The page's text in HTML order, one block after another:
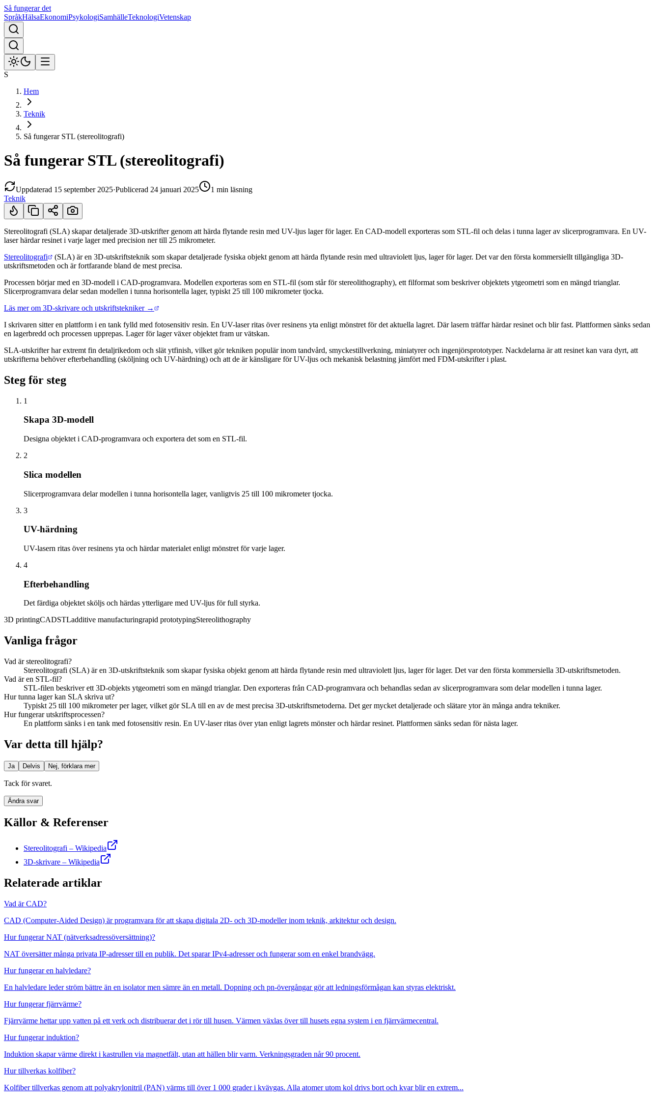
Så fungerar det
SpråkHälsaEkonomiPsykologiSamhälleTeknologiVetenskap
S
Hem
Teknik
Så fungerar STL (stereolitografi)
Så fungerar STL (stereolitografi)
Uppdaterad 15 september 2025·Publicerad 24 januari 2025 1 min läsning
Teknik
Kort svar
Stereolitografi (SLA) skapar detaljerade 3D-utskrifter genom att härda flytande resin med UV-ljus lager för lager. En CAD-modell exporteras som STL-fil och delas i tunna lager av slicerprogramvara. En UV-
laser härdar resinet i varje lager med precision ner till 25 mikrometer.
Stereolitografi
(SLA) är en 3D-utskriftsteknik som skapar detaljerade fysiska objekt genom att härda flytande resin med ultraviolett ljus, lager för lager. Det var den första kommersiellt tillgängliga 3D-
utskriftsmetoden och är fortfarande bland de mest precisa.
Processen börjar med en 3D-modell i CAD-programvara. Modellen exporteras som en STL-fil (som står för stereolithography), ett filformat som beskriver objektets ytgeometri som en mängd trianglar.
Slicerprogramvara delar sedan modellen i tunna horisontella lager, typiskt 25 till 100 mikrometer tjocka.
Läs mer om 3D-skrivare och utskriftstekniker →
I skrivaren sitter en plattform i en tank fylld med fotosensitiv resin. En UV-laser ritas över resinens yta enligt mönstret för det aktuella lagret. Där lasern träffar härdar resinet och blir fast. Plattformen sänks sedan
en lagerbredd och processen upprepas. Lager för lager växer objektet fram ur vätskan.
SLA-utskrifter har extremt fin detaljrikedom och slät ytfinish, vilket gör tekniken populär inom tandvård, smyckestillverkning, miniatyrer och ingenjörsprototyper. Nackdelarna är att resinet kan vara dyrt, att
utskrifterna behöver efterbehandling (sköljning och UV-härdning) och att de är känsligare för UV-ljus och mekanisk belastning jämfört med FDM-utskrifter i plast.
Steg för steg
1
Skapa 3D-modell
Designa objektet i CAD-programvara och exportera det som en STL-fil.
2
Slica modellen
Slicerprogramvara delar modellen i tunna horisontella lager, vanligtvis 25 till 100 mikrometer tjocka.
3
UV-härdning
UV-lasern ritas över resinens yta och härdar materialet enligt mönstret för varje lager.
4
Efterbehandling
Det färdiga objektet sköljs och härdas ytterligare med UV-ljus för full styrka.
3D printingCADSTLadditive manufacturingrapid prototypingStereolithography
Vanliga frågor
Vad är stereolitografi?
Stereolitografi (SLA) är en 3D-utskriftsteknik som skapar fysiska objekt genom att härda flytande resin med ultraviolett ljus, lager för lager. Det var den första kommersiella 3D-utskriftsmetoden.
Vad är en STL-fil?
STL-filen beskriver ett 3D-objekts ytgeometri som en mängd trianglar. Den exporteras från CAD-programvara och behandlas sedan av slicerprogramvara som delar modellen i tunna lager.
Hur tunna lager kan SLA skriva ut?
Typiskt 25 till 100 mikrometer per lager, vilket gör SLA till en av de mest precisa 3D-utskriftsmetoderna. Det ger mycket detaljerade och slätare ytor än många andra tekniker.
Hur fungerar utskriftsprocessen?
En plattform sänks i en tank med fotosensitiv resin. En UV-laser ritas över ytan enligt lagrets mönster och härdar resinet. Plattformen sänks sedan för nästa lager.
Var detta till hjälp?
Ja Delvis Nej, förklara mer
Tack för svaret.
Ändra svar
Källor & Referenser
Stereolitografi – Wikipedia
3D-skrivare – Wikipedia
Relaterade artiklar
Vad är CAD?
CAD (Computer-Aided Design) är programvara för att skapa digitala 2D- och 3D-modeller inom teknik, arkitektur och design.
Hur fungerar NAT (nätverksadressöversättning)?
NAT översätter många privata IP-adresser till en publik. Det sparar IPv4-adresser och fungerar som en enkel brandvägg.
Hur fungerar en halvledare?
En halvledare leder ström bättre än en isolator men sämre än en metall. Dopning och pn-övergångar gör att ledningsförmågan kan styras elektriskt.
Hur fungerar fjärrvärme?
Fjärrvärme hettar upp vatten på ett verk och distribuerar det i rör till husen. Värmen växlas över till husets egna system i en fjärrvärmecentral.
Hur fungerar induktion?
Induktion skapar värme direkt i kastrullen via magnetfält, utan att hällen blir varm. Verkningsgraden når 90 procent.
Hur tillverkas kolfiber?
Kolfiber tillverkas genom att polyakrylonitril (PAN) värms till över 1 000 grader i kvävgas. Alla atomer utom kol drivs bort och kvar blir en extrem...